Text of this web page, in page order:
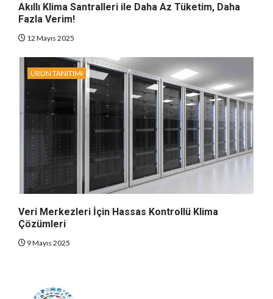
Akıllı Klima Santralleri ile Daha Az Tüketim, Daha
Fazla Verim!
12 Mayıs 2025
ÜRÜN TANITIMI
Veri Merkezleri İçin Hassas Kontrollü Klima
Çözümleri
9 Mayıs 2025